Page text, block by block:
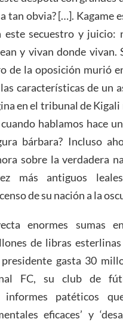
tan obvia? […]. Kagame
secuestro y juicio:
y vivan donde vivan.
de la oposición murió
características de un
en el tribunal de
hablamos hace
bárbara? Incluso
sobre la verdadera
más antiguos
de su nación a la
enormes sumas
de libras
gasta 30
FC, su club de
informes patéticos
eficaces’ y